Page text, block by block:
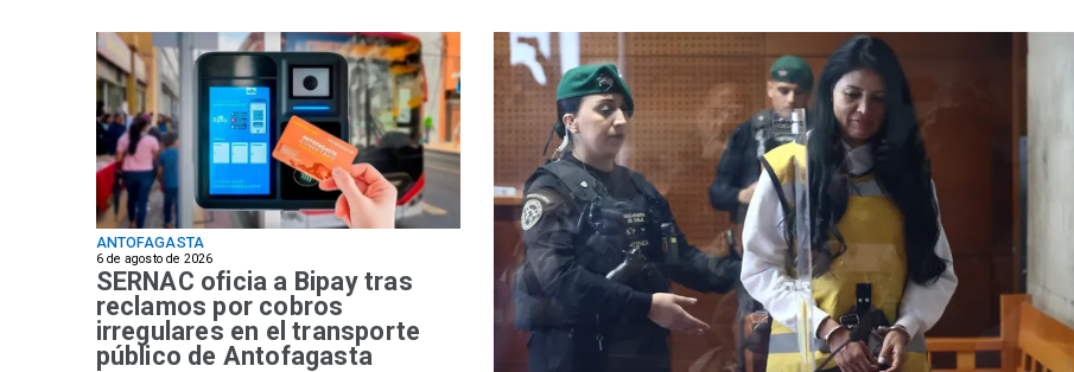
ANTOFAGASTA
6 de agosto de 2026
SERNAC oficia a Bipay tras
reclamos por cobros
irregulares en el transporte
público de Antofagasta